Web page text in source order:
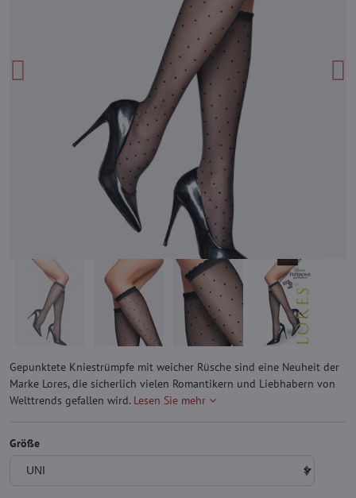
Gepunktete Kniestrümpfe mit weicher Rüsche sind eine Neuheit der
Marke Lores, die sicherlich vielen Romantikern und Liebhabern von
Welttrends gefallen wird. Lesen Sie mehr
Größe